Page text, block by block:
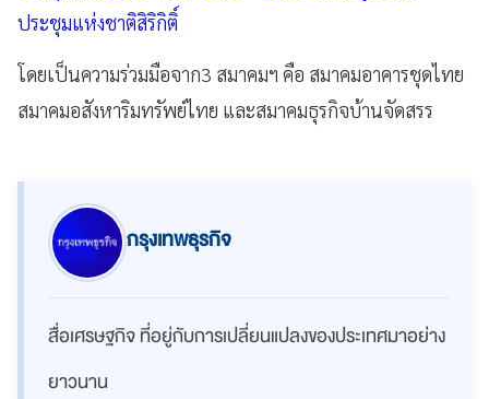
ประชุมแห่งชาติสิริกิติ์
โดยเป็นความร่วมมือจาก3 สมาคมฯ คือ สมาคมอาคารชุดไทย
สมาคมอสังหาริมทรัพย์ไทย และสมาคมธุรกิจบ้านจัดสรร
กรุงเทพธุรกิจ
สื่อเศรษฐกิจ ที่อยู่กับการเปลี่ยนแปลงของประเทศมาอย่าง
ยาวนาน